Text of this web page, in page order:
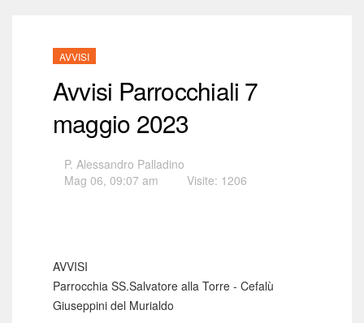
AVVISI
Avvisi Parrocchiali 7
maggio 2023
P. Alessandro Palladino
Mag 06, 09:07 am
Visite: 1206
AVVISI
Parrocchia SS.Salvatore alla Torre - Cefalù
Giuseppini del Murialdo